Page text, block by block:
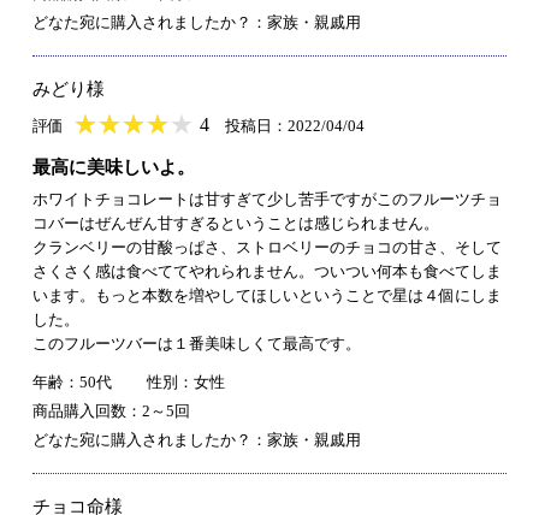
どなた宛に購入されましたか？：家族・親戚用
みどり様
評価 ★★★★★
★★★★★ 4 投稿日：2022/04/04
最高に美味しいよ。
ホワイトチョコレートは甘すぎて少し苦手ですがこのフルーツチョ
コバーはぜんぜん甘すぎるということは感じられません。
クランベリーの甘酸っぱさ、ストロベリーのチョコの甘さ、そして
さくさく感は食べててやれられません。ついつい何本も食べてしま
います。もっと本数を増やしてほしいということで星は４個にしま
した。
このフルーツバーは１番美味しくて最高です。
年齢：50代
性別：女性
商品購入回数：2～5回
どなた宛に購入されましたか？：家族・親戚用
チョコ命様